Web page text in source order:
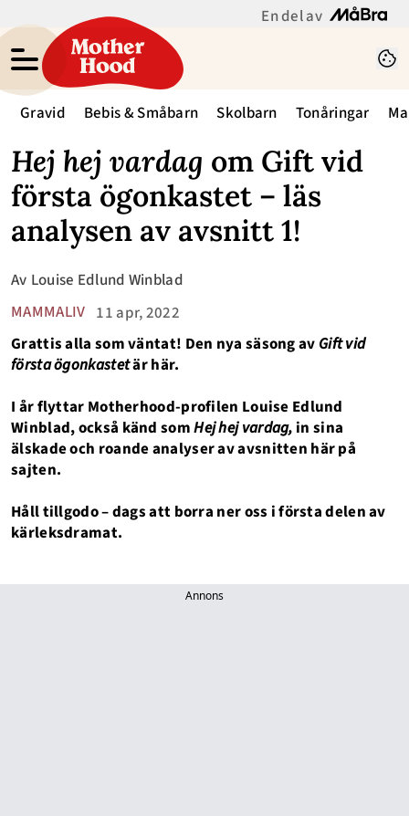
En del av
Gravid Bebis & Småbarn Skolbarn Tonåringar
Hej hej vardag om Gift vid
första ögonkastet – läs
analysen av avsnitt 1!
MAMMALIV 11 apr, 2022
Av Louise Edlund Winblad
Grattis alla som väntat! Den nya säsong av Gift vid
första ögonkastetär här.
I år flyttar Motherhood-profilen Louise Edlund
Winblad, också känd somHej hej vardag, in sina
älskade och roande analyser av avsnitten här på
sajten.
Håll tillgodo – dags att borra ner oss i första delen av
kärleksdramat.
Annons